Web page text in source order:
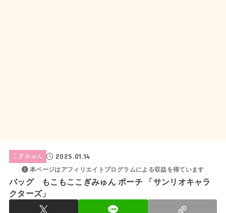
こぎみゅん 2025.01.14
本ページはアフィリエイトプログラムによる収益を得ています
バッグ もこもここぎみゅん ポーチ 「サンリオキャラ
クターズ」